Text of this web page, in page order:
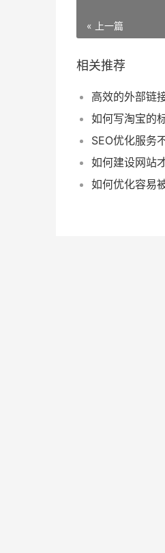
« 上一篇
相关推荐
如何写淘宝的
如何建设网站
如何优化容易